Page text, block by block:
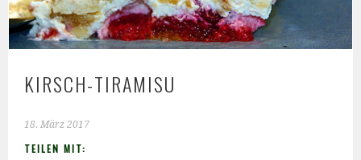
KIRSCH-TIRAMISU
18. März 2017
TEILEN MIT: